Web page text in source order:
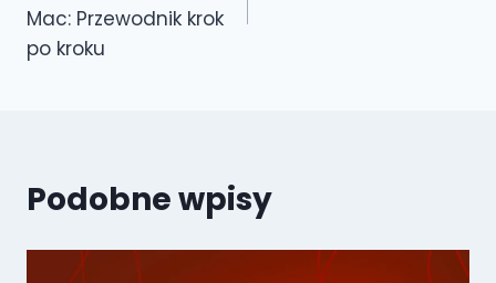
Mac: Przewodnik krok
po kroku
Podobne wpisy